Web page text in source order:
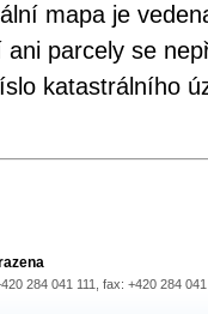
mapa je
parcely se
katastrálního
284 041 111, fax: +420 284